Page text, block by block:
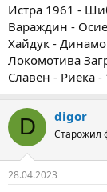
Истра 1961 -
Вараждин -
Хайдук - Динамо
Локомотива
Славен - Риека -
D digor
Старожил
28.04.2023